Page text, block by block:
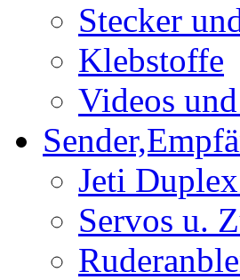
Stecker
Klebstoffe
Videos
Jeti
Servos u.